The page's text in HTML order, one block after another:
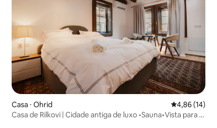
Casa ⋅ Ohrid 4,86 de uma
4,86 (14)
Casa de Rilkovi | Cidade antiga de luxo •Sauna•Vista para o